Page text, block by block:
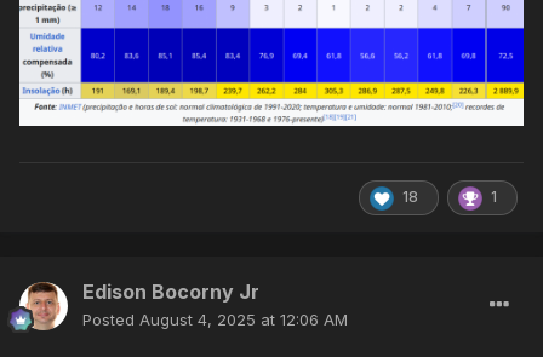
18 1
Edison Bocorny Jr
Posted August 4, 2025 at 12:06 AM